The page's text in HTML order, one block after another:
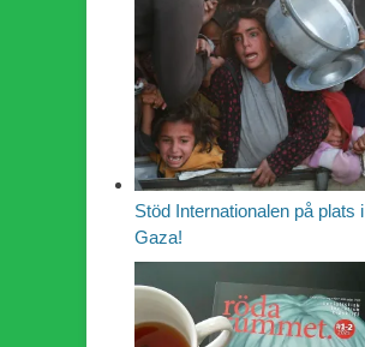
Stöd Internationalen på plats i
Gaza!